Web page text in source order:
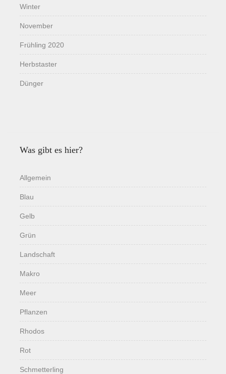
Winter
November
Frühling 2020
Herbstaster
Dünger
Was gibt es hier?
Allgemein
Blau
Gelb
Grün
Landschaft
Makro
Meer
Pflanzen
Rhodos
Rot
Schmetterling